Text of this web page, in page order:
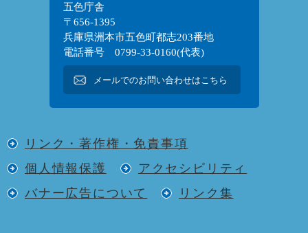
五色庁舎
〒656-1395
兵庫県洲本市五色町都志203番地
電話番号 0799-33-0160(代表)
メールでのお問い合わせはこちら
リンク・著作権・免責事項
個人情報保護
アクセシビリティ
バナー広告について
リンク集